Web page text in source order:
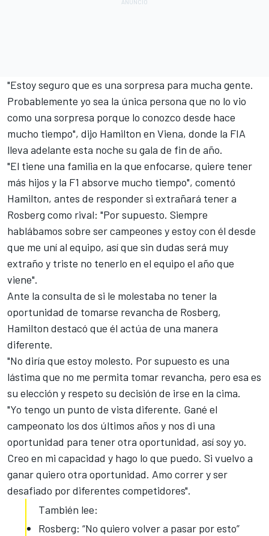
"Estoy seguro que es una sorpresa para mucha gente.
Probablemente yo sea la única persona que no lo vio
como una sorpresa porque lo conozco desde hace
mucho tiempo", dijo Hamilton en Viena, donde la FIA
lleva adelante esta noche su gala de fin de año.
"El tiene una familia en la que enfocarse, quiere tener
más hijos y la F1 absorve mucho tiempo", comentó
Hamilton, antes de responder si extrañará tener a
Rosberg como rival: "Por supuesto. Siempre
hablábamos sobre ser campeones y estoy con él desde
que me uní al equipo, así que sin dudas será muy
extraño y triste no tenerlo en el equipo el año que
viene".
Ante la consulta de si le molestaba no tener la
oportunidad de tomarse revancha de Rosberg,
Hamilton destacó que él actúa de una manera
diferente.
"No diría que estoy molesto. Por supuesto es una
lástima que no me permita tomar revancha, pero esa es
su elección y respeto su decisión de irse en la cima.
"Yo tengo un punto de vista diferente. Gané el
campeonato los dos últimos años y nos di una
oportunidad para tener otra oportunidad, así soy yo.
Creo en mi capacidad y hago lo que puedo. Si vuelvo a
ganar quiero otra oportunidad. Amo correr y ser
desafiado por diferentes competidores".
También lee:
Rosberg: “No quiero volver a pasar por esto”